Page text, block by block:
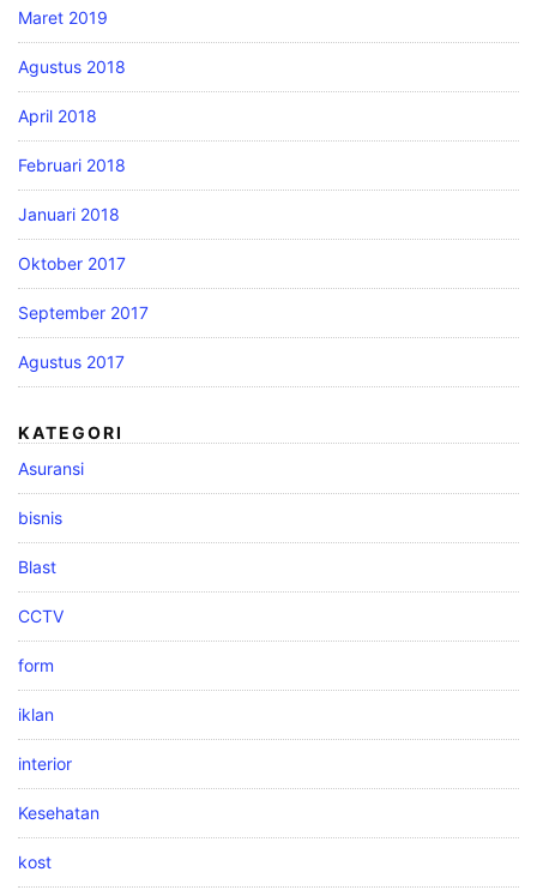
Maret 2019
Agustus 2018
April 2018
Februari 2018
Januari 2018
Oktober 2017
September 2017
Agustus 2017
KATEGORI
Asuransi
bisnis
Blast
CCTV
form
iklan
interior
Kesehatan
kost